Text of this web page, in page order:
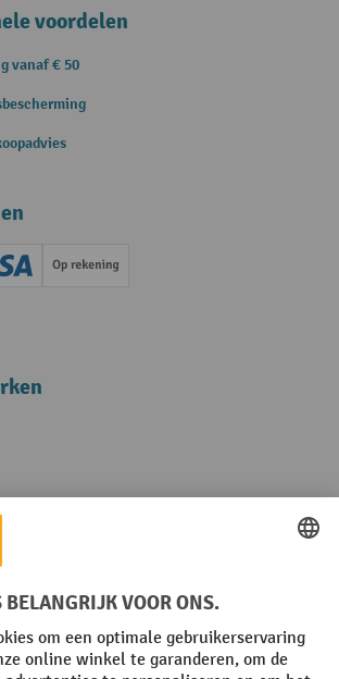
voordelen
vanaf € 50
(Visa)
Op rekening
Copyright